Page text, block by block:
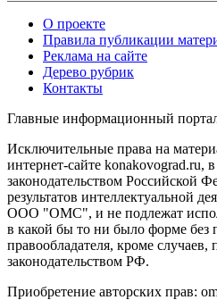
О проекте
Правила публикации
Реклама на сайте
Дерево рубрик
Контакты
Главные информационный
Исключительные права на
интернет-сайте konakovograd.ru,
законодательством Российской
результатов интеллектуальной
ООО "ОМС", и не подлежат
в какой бы то ни было форме без
правообладателя, кроме
законодательством РФ.
Приобретение авторских прав: